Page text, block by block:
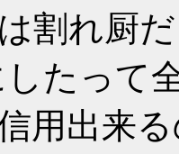
割れ厨
たって
用出来